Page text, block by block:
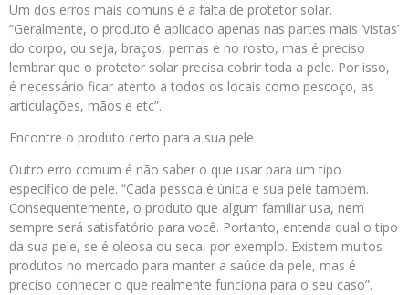
Um dos erros mais comuns é a falta de protetor solar.
“Geralmente, o produto é aplicado apenas nas partes mais ‘vistas’
do corpo, ou seja, braços, pernas e no rosto, mas é preciso
lembrar que o protetor solar precisa cobrir toda a pele. Por isso,
é necessário ficar atento a todos os locais como pescoço, as
articulações, mãos e etc”.
Encontre o produto certo para a sua pele
Outro erro comum é não saber o que usar para um tipo
específico de pele. “Cada pessoa é única e sua pele também.
Consequentemente, o produto que algum familiar usa, nem
sempre será satisfatório para você. Portanto, entenda qual o tipo
da sua pele, se é oleosa ou seca, por exemplo. Existem muitos
produtos no mercado para manter a saúde da pele, mas é
preciso conhecer o que realmente funciona para o seu caso”.